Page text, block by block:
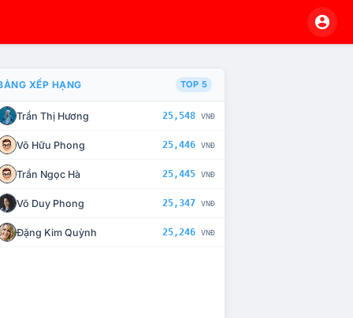
CHẾ TÀI XỬ LÝ VI PHẠM
XẾP HẠNG TOP 5
Trần Thị Hương 25,548 VNĐ
Võ Hữu Phong 25,446 VNĐ
Trần Ngọc Hà 25,445 VNĐ
Võ Duy Phong 25,347 VNĐ
Đặng Kim Quỳnh 25,246 VNĐ